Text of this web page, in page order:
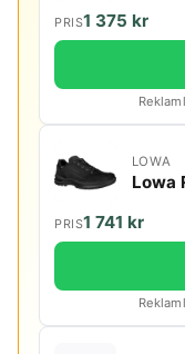
PRIS1 375 kr
LOWA
Lowa
PRIS1 741 kr